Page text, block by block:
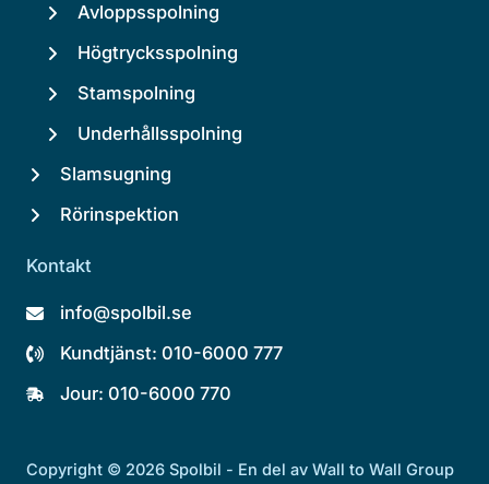
Avloppsspolning
Högtrycksspolning
Stamspolning
Underhållsspolning
Slamsugning
Rörinspektion
Kontakt
info@spolbil.se
Kundtjänst: 010-6000 777
Jour: 010-6000 770
Copyright © 2026 Spolbil - En del av Wall to Wall Group